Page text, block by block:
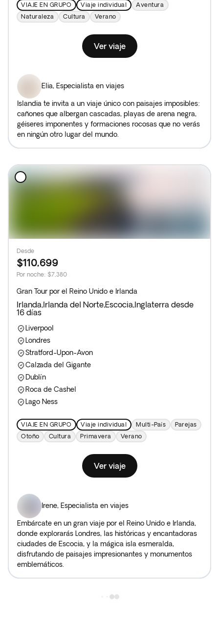
VIAJE EN GRUPO Viaje individual
Aventura
Naturaleza
Cultura Verano
Ver viaje
Elia, Especialista en viajes
Islandia te invita a un viaje único con paisajes imposibles:
cañones que albergan cascadas, playas de arena negra,
géiseres imponentes y formaciones rocosas que no verás
en ningún otro lugar del mundo.
Desde
$110,699
Por noche: $7,380
Gran Tour por el Reino Unido e Irlanda
Irlanda,Irlanda del Norte,Escocia,Inglaterra desde
16 días
Liverpool
Londres
Stratford-Upon-Avon
Calzada del Gigante
Dublín
Roca de Cashel
Lago Ness
VIAJE EN GRUPO Viaje individual Multi-País
Parejas
Otoño
Cultura Primavera Verano
Ver viaje
Irene, Especialista en viajes
Embárcate en un gran viaje por el Reino Unido e Irlanda,
donde explorarás Londres, las históricas y encantadoras
ciudades de Escocia, y la mágica isla esmeralda,
disfrutando de paisajes impresionantes y monumentos
emblemáticos.